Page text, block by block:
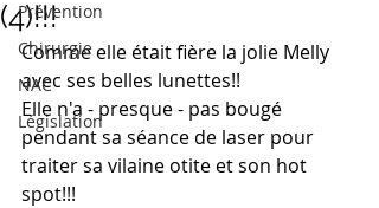
Prévention
Chirurgie
NAC
Législation
(4)!!!
Comme elle était fière la jolie Melly
avec ses belles lunettes!!
Elle n'a - presque - pas bougé
pendant sa séance de laser pour
traiter sa vilaine otite et son hot
spot!!!